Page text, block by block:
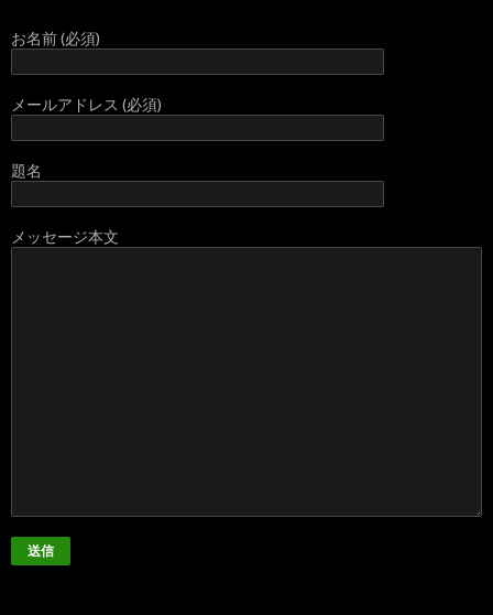
お名前 (必須)
メールアドレス (必須)
題名
メッセージ本文